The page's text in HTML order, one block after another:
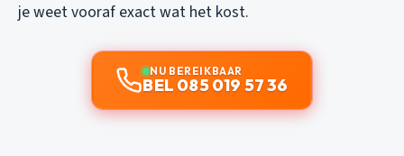
je weet vooraf exact wat het kost.
NU BEREIKBAAR
BEL 085 019 57 36